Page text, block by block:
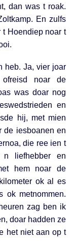
dan was t roak.
En zulfs
t Hoendiep noar t
heb. Ja, vier joar
noar de
was doar nog
en
hij, met mien
de iesboanen en
die ree ien t
n liefhebber en
hem noar de
ok al es
ok metnommen.
zag ben ik
doar hadden ze
het niet aan op t